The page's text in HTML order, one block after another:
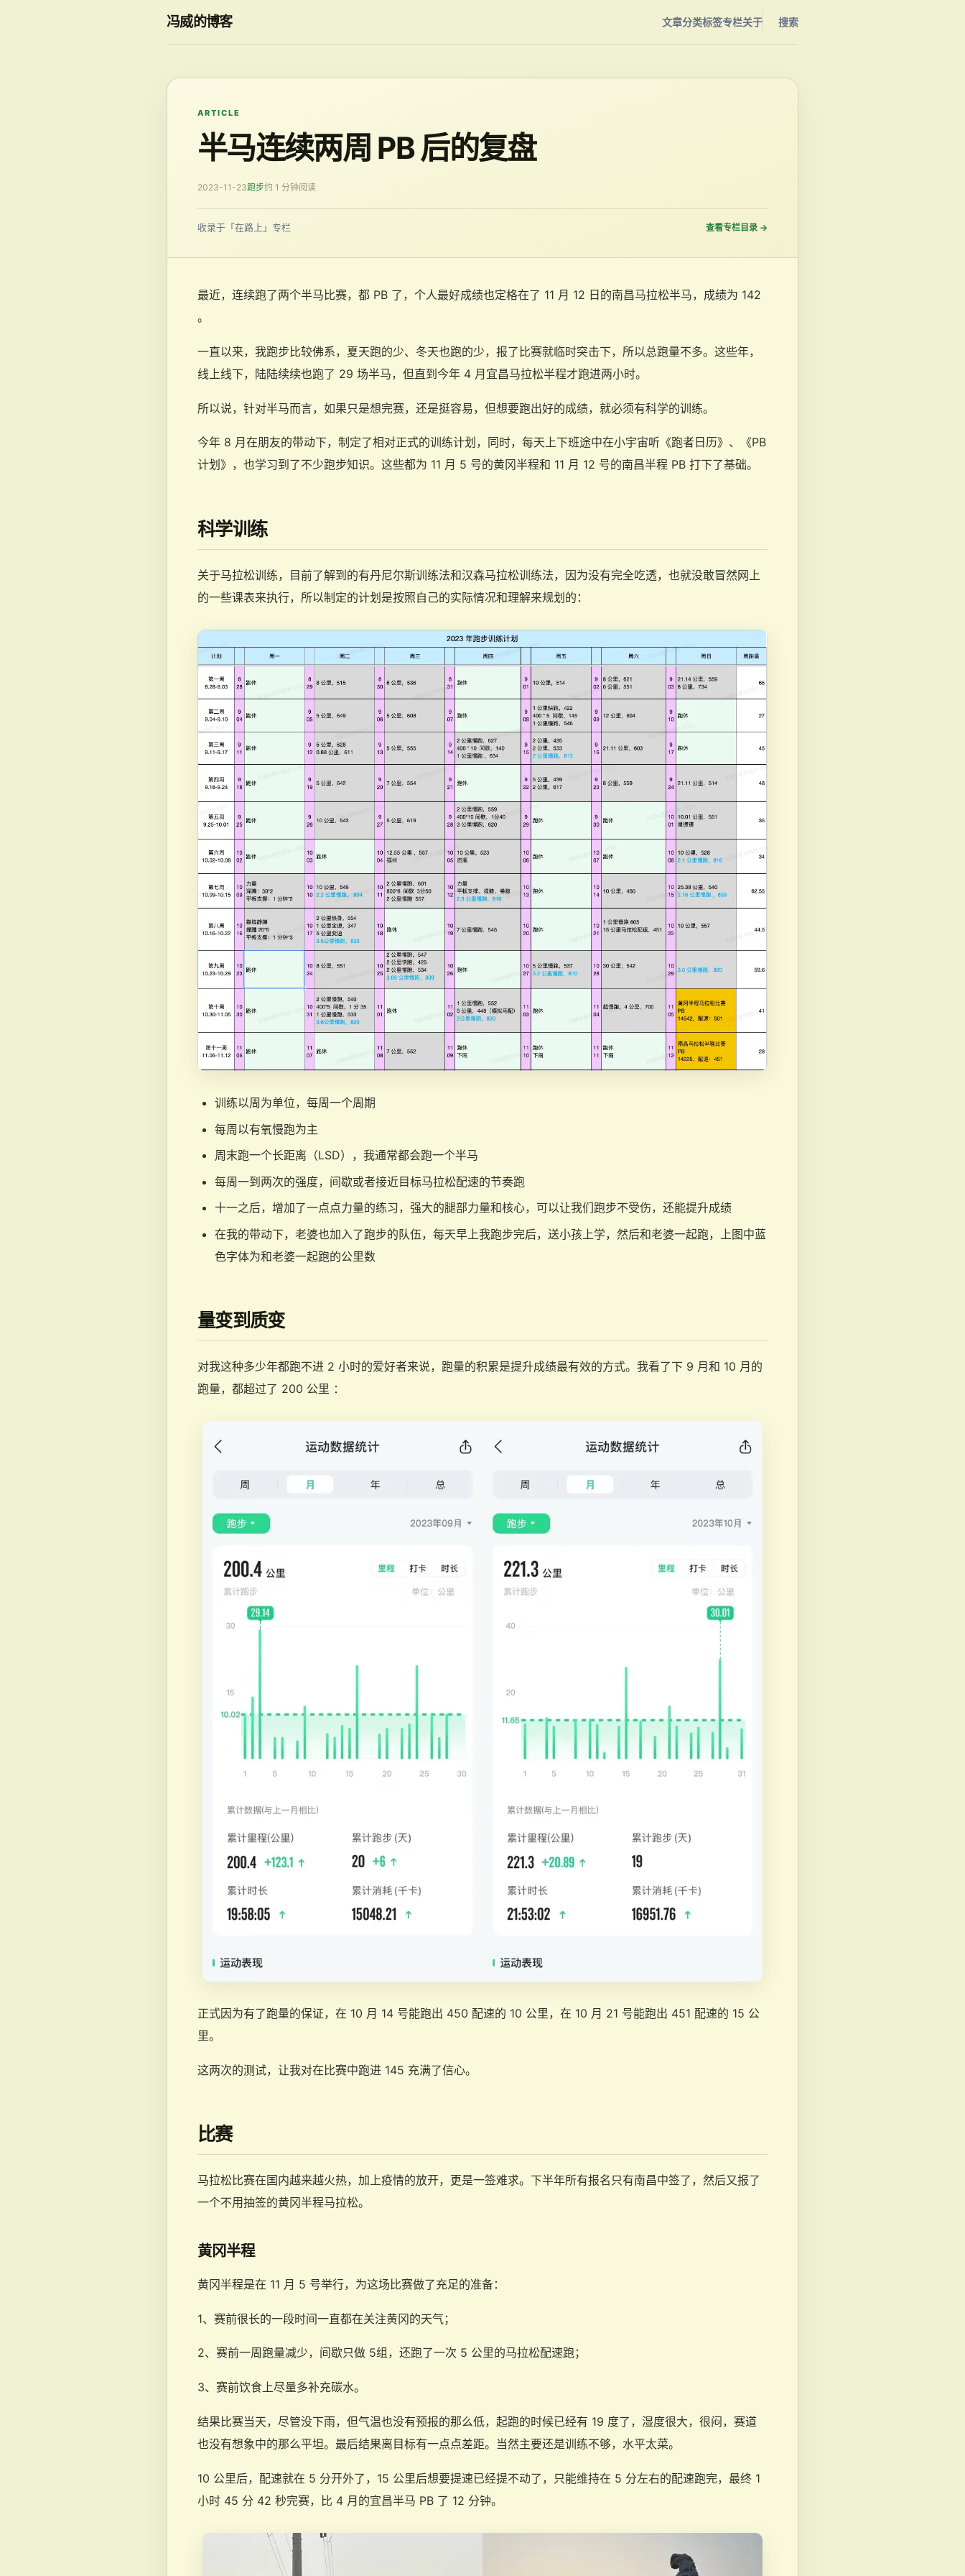
冯威的博客 文章分类标签专栏关于 搜索
ARTICLE
半马连续两周 PB 后的复盘
2023-11-23跑步约 1 分钟阅读
收录于「在路上」专栏 查看专栏目录 →
最近，连续跑了两个半马比赛，都 PB 了，个人最好成绩也定格在了 11 月 12 日的南昌马拉松半马，成绩为 142
。
一直以来，我跑步比较佛系，夏天跑的少、冬天也跑的少，报了比赛就临时突击下，所以总跑量不多。这些年，
线上线下，陆陆续续也跑了 29 场半马，但直到今年 4 月宜昌马拉松半程才跑进两小时。
所以说，针对半马而言，如果只是想完赛，还是挺容易，但想要跑出好的成绩，就必须有科学的训练。
今年 8 月在朋友的带动下，制定了相对正式的训练计划，同时，每天上下班途中在小宇宙听《跑者日历》、《PB
计划》，也学习到了不少跑步知识。这些都为 11 月 5 号的黄冈半程和 11 月 12 号的南昌半程 PB 打下了基础。
科学训练
关于马拉松训练，目前了解到的有丹尼尔斯训练法和汉森马拉松训练法，因为没有完全吃透，也就没敢冒然网上
的一些课表来执行，所以制定的计划是按照自己的实际情况和理解来规划的：
训练以周为单位，每周一个周期
每周以有氧慢跑为主
周末跑一个长距离（LSD），我通常都会跑一个半马
每周一到两次的强度，间歇或者接近目标马拉松配速的节奏跑
十一之后，增加了一点点力量的练习，强大的腿部力量和核心，可以让我们跑步不受伤，还能提升成绩
在我的带动下，老婆也加入了跑步的队伍，每天早上我跑步完后，送小孩上学，然后和老婆一起跑，上图中蓝
色字体为和老婆一起跑的公里数
量变到质变
对我这种多少年都跑不进 2 小时的爱好者来说，跑量的积累是提升成绩最有效的方式。我看了下 9 月和 10 月的
跑量，都超过了 200 公里 ：
正式因为有了跑量的保证，在 10 月 14 号能跑出 450 配速的 10 公里，在 10 月 21 号能跑出 451 配速的 15 公
里。
这两次的测试，让我对在比赛中跑进 145 充满了信心。
比赛
马拉松比赛在国内越来越火热，加上疫情的放开，更是一签难求。下半年所有报名只有南昌中签了，然后又报了
一个不用抽签的黄冈半程马拉松。
黄冈半程
黄冈半程是在 11 月 5 号举行，为这场比赛做了充足的准备：
1、赛前很长的一段时间一直都在关注黄冈的天气；
2、赛前一周跑量减少，间歇只做 5组，还跑了一次 5 公里的马拉松配速跑；
3、赛前饮食上尽量多补充碳水。
结果比赛当天，尽管没下雨，但气温也没有预报的那么低，起跑的时候已经有 19 度了，湿度很大，很闷，赛道
也没有想象中的那么平坦。最后结果离目标有一点点差距。当然主要还是训练不够，水平太菜。
10 公里后，配速就在 5 分开外了，15 公里后想要提速已经提不动了，只能维持在 5 分左右的配速跑完，最终 1
小时 45 分 42 秒完赛，比 4 月的宜昌半马 PB 了 12 分钟。